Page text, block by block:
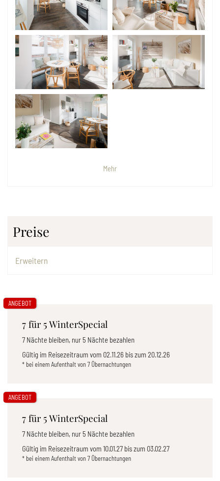
Mehr
Preise
Erweitern
7 für 5 WinterSpecial
7 Nächte bleiben, nur 5 Nächte bezahlen
Gültig im Reisezeitraum vom 02.11.26 bis zum 20.12.26
* bei einem Aufenthalt von 7 Übernachtungen
ANGEBOT
7 für 5 WinterSpecial
7 Nächte bleiben, nur 5 Nächte bezahlen
Gültig im Reisezeitraum vom 10.01.27 bis zum 03.02.27
* bei einem Aufenthalt von 7 Übernachtungen
ANGEBOT